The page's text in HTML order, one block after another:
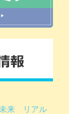
未来 リアル